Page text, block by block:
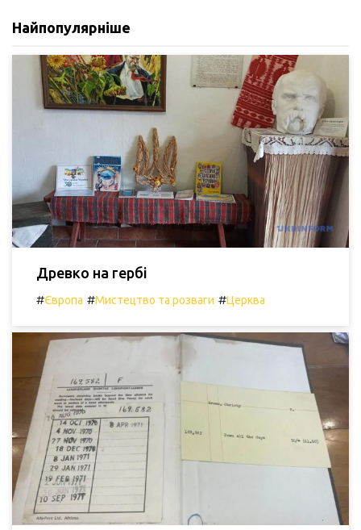
Найпопулярніше
Древко на гербі
#Європа #Мистецтво та розваги #Церква